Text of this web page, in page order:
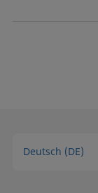
Deutsch (DE)